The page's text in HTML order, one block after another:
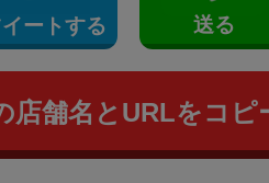
ートする 送る
店舗名とURLをコピ